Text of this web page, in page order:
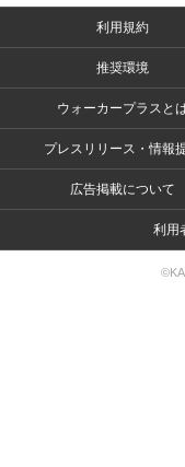
利用規約
推奨環境
ウォーカープラスと
プレスリリース・情報
広告掲載について
利用